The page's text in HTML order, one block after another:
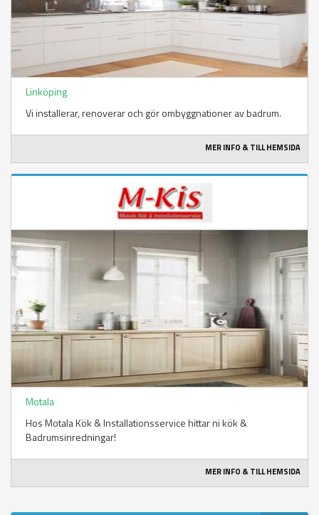
Linköping
Vi installerar, renoverar och gör ombyggnationer av badrum.
MER INFO & TILL HEMSIDA
Motala
Hos Motala Kök & Installationsservice hittar ni kök &
Badrumsinredningar!
MER INFO & TILL HEMSIDA